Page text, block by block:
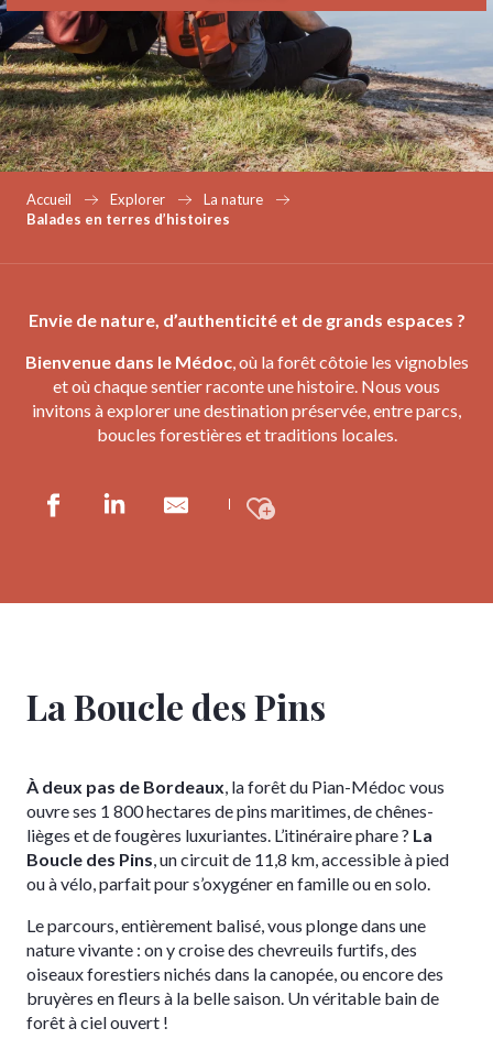
Accueil Explorer
La nature
Balades en terres d’histoires
Envie de nature, d’authenticité et de grands espaces ?
Bienvenue dans le Médoc, où la forêt côtoie les vignobles
et où chaque sentier raconte une histoire. Nous vous
invitons à explorer une destination préservée, entre parcs,
boucles forestières et traditions locales.
Ajouter aux
La Boucle des Pins
À deux pas de Bordeaux, la forêt du Pian-Médoc vous
ouvre ses 1 800 hectares de pins maritimes, de chênes-
lièges et de fougères luxuriantes. L’itinéraire phare ? La
Boucle des Pins, un circuit de 11,8 km, accessible à pied
ou à vélo, parfait pour s’oxygéner en famille ou en solo.
Le parcours, entièrement balisé, vous plonge dans une
nature vivante : on y croise des chevreuils furtifs, des
oiseaux forestiers nichés dans la canopée, ou encore des
bruyères en fleurs à la belle saison. Un véritable bain de
forêt à ciel ouvert !